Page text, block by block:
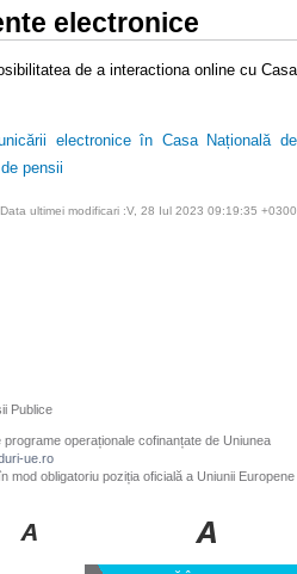
electronice
de a interactiona online cu Casa
electronice în Casa Națională de
pensii
Data ultimei modificari :V, 28 Iul 2023 09:19:35 +0300
Publice
operaționale cofinanțate de Uniunea
ue.ro
mod obligatoriu poziția oficială a Uniunii Europene